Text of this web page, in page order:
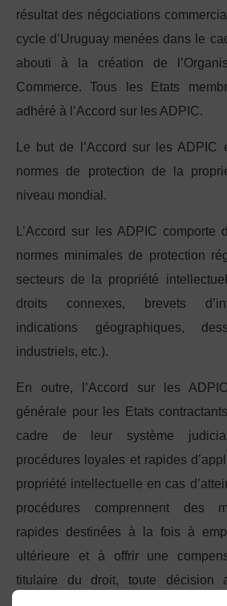
résultat des négociations
cycle d’Uruguay menées dans le
abouti à la création de
Commerce. Tous les Etats
adhéré à l’Accord sur les ADPIC.
Le but de l’Accord sur les ADPIC
normes de protection de la
niveau mondial.
L’Accord sur les ADPIC comporte
normes minimales de protection
secteurs de la propriété
droits connexes, brevets
indications géographiques,
industriels, etc.).
En outre, l’Accord sur les
générale pour les Etats
cadre de leur système
procédures loyales et rapides
propriété intellectuelle en cas
procédures comprennent des
rapides destinées à la fois à
ultérieure et à offrir une
titulaire du droit, toute décision